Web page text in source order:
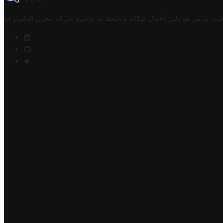
تونس هو دليل أعمال تملكه وتحتفظ به وتديره شركة مخزن التكنولوجيا